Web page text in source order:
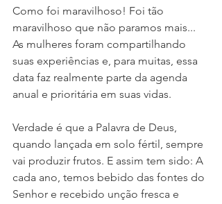
Como foi maravilhoso! Foi tão
maravilhoso que não paramos mais...
As mulheres foram compartilhando
suas experiências e, para muitas, essa
data faz realmente parte da agenda
anual e prioritária em suas vidas.
Verdade é que a Palavra de Deus,
quando lançada em solo fértil, sempre
vai produzir frutos. E assim tem sido: A
cada ano, temos bebido das fontes do
Senhor e recebido unção fresca e